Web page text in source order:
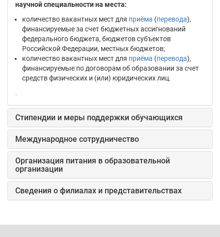
научной специальности на места:
количество вакантных мест для приёма (перевода),
финансируемые за счет бюджетных ассигнований
федерального бюджета, бюджетов субъектов
Российской Федерации, местных бюджетов;
количество вакантных мест для приёма (перевода),
финансируемые по договорам об образовании за счет
средств физических и (или) юридических лиц.
.
Стипендии и меры поддержки обучающихся
Международное сотрудничество
Организация питания в образовательной
организации
Сведения о филиалах и представительствах